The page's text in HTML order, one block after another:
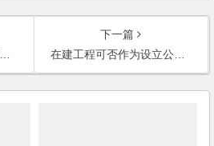
下一篇
在建工程可否作为设立公司的出资？